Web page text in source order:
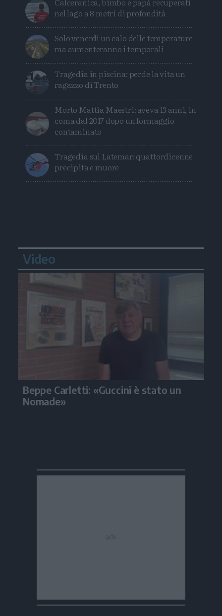
nel lago a 8 metri di profondità
Solo venerdì un calo delle temperature
ma aumenteranno i temporali
Tragedia in piscina: perde la vita un
ragazzo di Trento
Morto Mattia Maestri: aveva 13 anni, in
coma dal 2017 dopo un formaggio
contaminato
Tragedia sul Latemar: quattordicenne
precipita e muore
Video
Beppe Carletti: «Guccini è stato un
Nomade»